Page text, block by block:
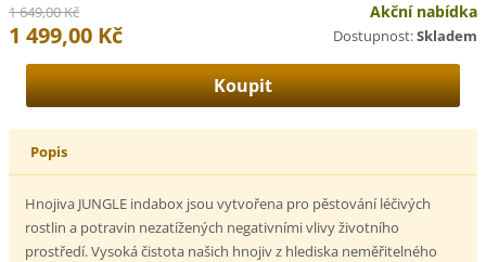
Akční nabídka
Dostupnost:Skladem
1 649,00 Kč
1 499,00 Kč
Popis
Hnojiva JUNGLE indabox jsou vytvořena pro pěstování léčivých
rostlin a potravin nezatížených negativními vlivy životního
prostředí. Vysoká čistota našich hnojiv z hlediska neměřitelného